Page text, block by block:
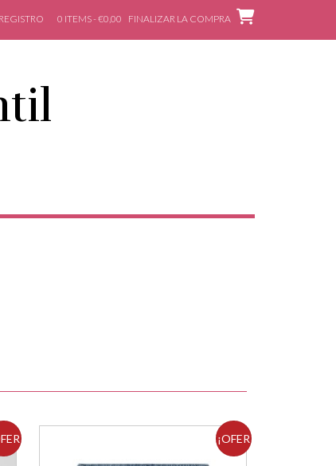
0 ITEMS - €0,00 FINALIZAR LA COMPRA
¡OFER